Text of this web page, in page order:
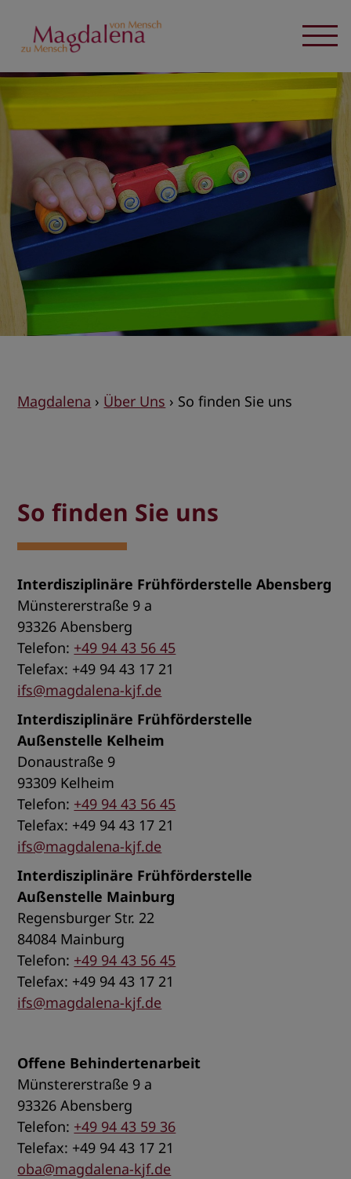
Magdalena › Über Uns › So finden Sie uns
So finden Sie uns
Interdisziplinäre Frühförderstelle Abensberg
Münstererstraße 9 a
93326 Abensberg
Telefon: +49 94 43 56 45
Telefax: +49 94 43 17 21
ifs@magdalena-kjf.de
Interdisziplinäre Frühförderstelle
Außenstelle Kelheim
Donaustraße 9
93309 Kelheim
Telefon: +49 94 43 56 45
Telefax: +49 94 43 17 21
ifs@magdalena-kjf.de
Interdisziplinäre Frühförderstelle
Außenstelle Mainburg
Regensburger Str. 22
84084 Mainburg
Telefon: +49 94 43 56 45
Telefax: +49 94 43 17 21
ifs@magdalena-kjf.de
Offene Behindertenarbeit
Münstererstraße 9 a
93326 Abensberg
Telefon: +49 94 43 59 36
Telefax: +49 94 43 17 21
oba@magdalena-kjf.de